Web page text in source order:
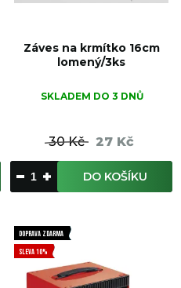
Záves na krmítko 16cm
lomený/3ks
SKLADEM DO 3 DNŮ
30 Kč 27 Kč
DO KOŠÍKU
DOPRAVA ZDARMA
SLEVA 10%